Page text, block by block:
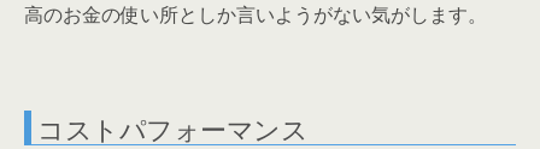
高のお金の使い所としか言いようがない気がします。
コストパフォーマンス